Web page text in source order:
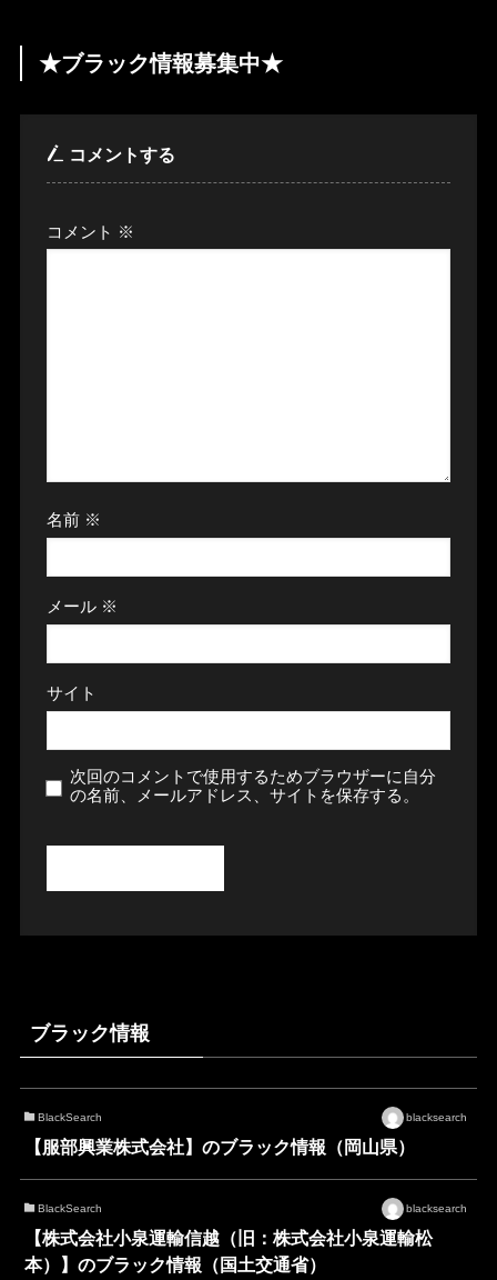
★ブラック情報募集中★
コメントする
コメント ※
名前 ※
メール ※
サイト
次回のコメントで使用するためブラウザーに自分
の名前、メールアドレス、サイトを保存する。
ブラック情報
BlackSearch blacksearch
【服部興業株式会社】のブラック情報（岡山県）
BlackSearch blacksearch
【株式会社小泉運輸信越（旧：株式会社小泉運輸松
本）】のブラック情報（国土交通省）